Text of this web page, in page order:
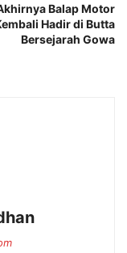
Balap Motor
Hadir di Butta
Bersejarah Gowa